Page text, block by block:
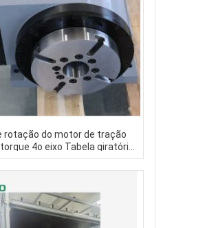
rotação do motor de tração
4o eixo Tabela giratória
Tabela rotativa